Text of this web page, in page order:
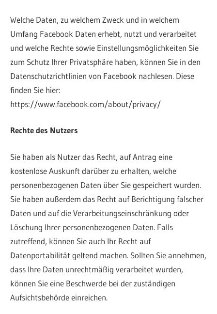
Welche Daten, zu welchem Zweck und in welchem
Umfang Facebook Daten erhebt, nutzt und verarbeitet
und welche Rechte sowie Einstellungsmöglichkeiten Sie
zum Schutz Ihrer Privatsphäre haben, können Sie in den
Datenschutzrichtlinien von Facebook nachlesen. Diese
finden Sie hier:
https://www.facebook.com/about/privacy/
Rechte des Nutzers
Sie haben als Nutzer das Recht, auf Antrag eine
kostenlose Auskunft darüber zu erhalten, welche
personenbezogenen Daten über Sie gespeichert wurden.
Sie haben außerdem das Recht auf Berichtigung falscher
Daten und auf die Verarbeitungseinschränkung oder
Löschung Ihrer personenbezogenen Daten. Falls
zutreffend, können Sie auch Ihr Recht auf
Datenportabilität geltend machen. Sollten Sie annehmen,
dass Ihre Daten unrechtmäßig verarbeitet wurden,
können Sie eine Beschwerde bei der zuständigen
Aufsichtsbehörde einreichen.